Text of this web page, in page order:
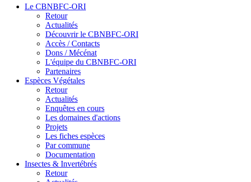
Le CBNBFC-ORI
Retour
Actualités
Découvrir le CBNBFC-ORI
Accès / Contacts
Dons / Mécénat
L'équipe du CBNBFC-ORI
Partenaires
Espèces Végétales
Retour
Actualités
Enquêtes en cours
Les domaines d'actions
Projets
Les fiches espèces
Par commune
Documentation
Insectes & Invertébrés
Retour